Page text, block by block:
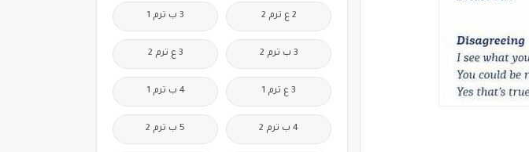
2 ع ترم 2 3 ب ترم 1
3 ب ترم 2 3 ع ترم 2
3 ع ترم 1 4 ب ترم 1
4 ب ترم 2 5 ب ترم 2